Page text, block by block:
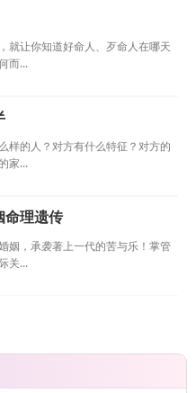
就让你知道好命人、歹命人在哪天
而...
样的人？对方有什么特征？对方的
家...
命理遗传
姻，承袭著上一代的苦与乐！掌管
关...